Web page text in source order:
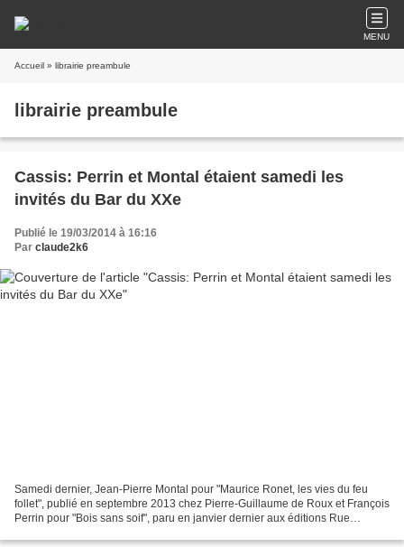
MENU
Accueil » librairie preambule
librairie preambule
Cassis: Perrin et Montal étaient samedi les
invités du Bar du XXe
Publié le 19/03/2014 à 16:16
Par claude2k6
Samedi dernier, Jean-Pierre Montal pour "Maurice Ronet, les vies du feu
follet", publié en septembre 2013 chez Pierre-Guillaume de Roux et François
Perrin pour "Bois sans soif", paru en janvier dernier aux éditions Rue